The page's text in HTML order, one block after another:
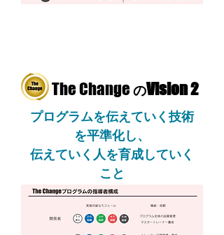
The Change のVision 2
プログラムを伝えていく技術
を平準化し、
伝えていく人を育成していく
こと